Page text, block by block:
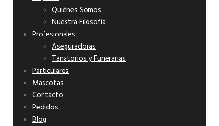
Quiénes Somos
Nuestra Filosofía
Profesionales
Aseguradoras
Tanatorios y Funerarias
Particulares
Mascotas
Contacto
Pedidos
Blog